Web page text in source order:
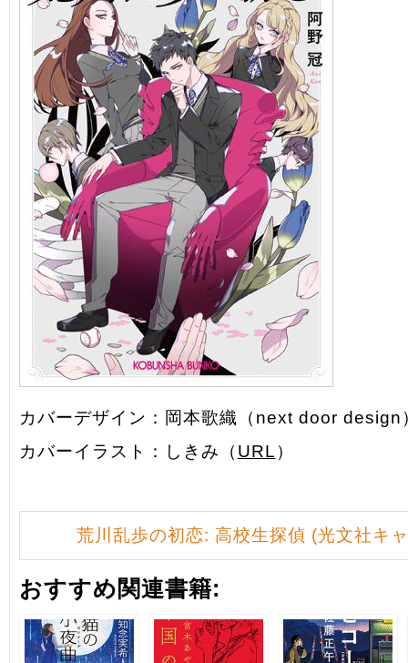
カバーデザイン：岡本歌織（next door design
カバーイラスト：しきみ（ URL ）
荒川乱歩の初恋: 高校生探偵 (光文社キ
おすすめ関連書籍: